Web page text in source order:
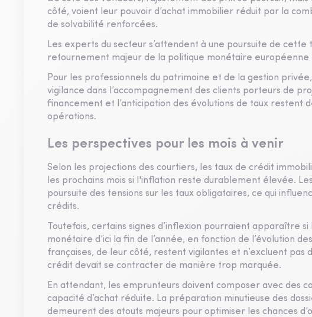
côté, voient leur pouvoir d’achat immobilier réduit par la
de solvabilité renforcées.
Les experts du secteur s’attendent à une poursuite de cette
retournement majeur de la politique monétaire européenne
Pour les professionnels du patrimoine et de la gestion
vigilance dans l’accompagnement des clients porteurs de
financement et l’anticipation des évolutions de taux restent
opérations.
Les perspectives pour les mois à venir
Selon les projections des courtiers, les taux de crédit
les prochains mois si l'inflation reste durablement élevée.
poursuite des tensions sur les taux obligataires, ce qui
crédits.
Toutefois, certains signes d’inflexion pourraient apparaître
monétaire d’ici la fin de l’année, en fonction de l’évolution
françaises, de leur côté, restent vigilantes et n’excluent pas
crédit devait se contracter de manière trop marquée.
En attendant, les emprunteurs doivent composer avec des
capacité d’achat réduite. La préparation minutieuse des
demeurent des atouts majeurs pour optimiser les chances